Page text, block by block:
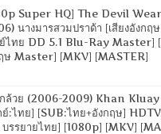
Super HQ] The Devil
นางมารสวมปราด้า [เสียงอังกฤ
ไทย DD 5.1 Blu-Ray Master]
ษ Master] [MKV] [MASTER]
ล้วย (2006-2009) Khan Kluay
ย์:ไทย] [SUB:ไทย+อังกฤษ]
รรยายไทย] [1080p] [MKV]